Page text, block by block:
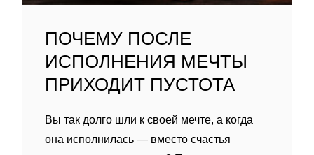
ПОЧЕМУ ПОСЛЕ
ИСПОЛНЕНИЯ МЕЧТЫ
ПРИХОДИТ ПУСТОТА
Вы так долго шли к своей мечте, а когда
она исполнилась — вместо счастья